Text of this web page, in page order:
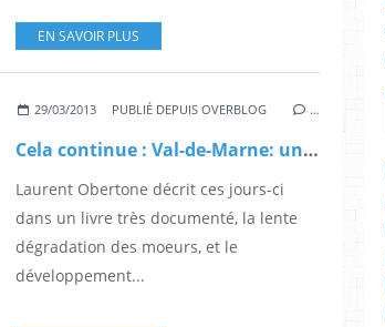
EN SAVOIR PLUS
29/03/2013 PUBLIÉ DEPUIS OVERBLOG …
Cela continue : Val-de-Marne: un homme retrouvé mort dans le RER C
Laurent Obertone décrit ces jours-ci
dans un livre très documenté, la lente
dégradation des moeurs, et le
développement...